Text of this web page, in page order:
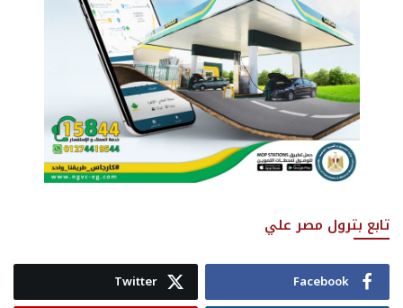
تابع بترول مصر علي
Facebook
Twitter